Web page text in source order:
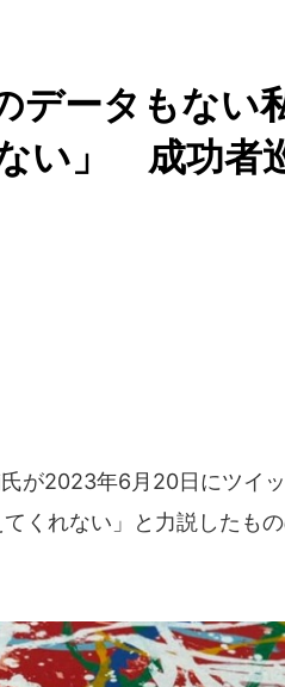
データもない
い」 成功者
が2023年6月20日にツイ
てくれない」と力説したも